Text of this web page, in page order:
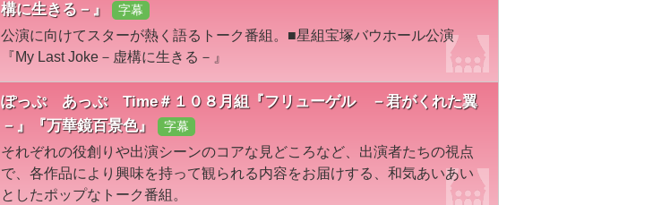
構に生きる－』
字幕
公演に向けてスターが熱く語るトーク番組。■星組宝塚バウホール公演
『My Last Joke－虚構に生きる－』
ぽっぷ あっぷ Time＃１０８月組『フリューゲル －君がくれた翼
－』『万華鏡百景色』
字幕
それぞれの役創りや出演シーンのコアな見どころなど、出演者たちの視点
で、各作品により興味を持って観られる内容をお届けする、和気あいあい
としたポップなトーク番組。